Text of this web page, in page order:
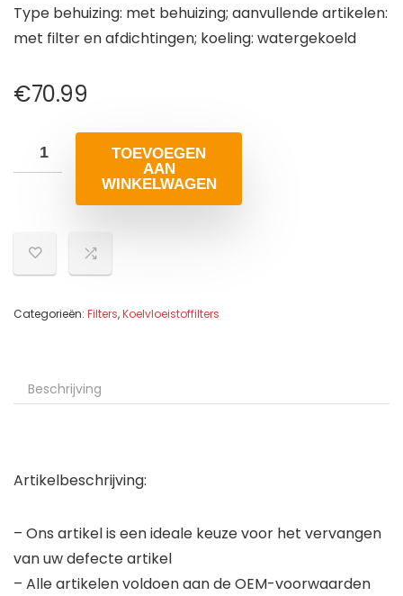
Type behuizing: met behuizing; aanvullende artikelen:
met filter en afdichtingen; koeling: watergekoeld
€70.99
TOEVOEGEN
AAN
WINKELWAGEN
Categorieën: Filters,Koelvloeistoffilters
Beschrijving
Artikelbeschrijving:
– Ons artikel is een ideale keuze voor het vervangen
van uw defecte artikel
– Alle artikelen voldoen aan de OEM-voorwaarden